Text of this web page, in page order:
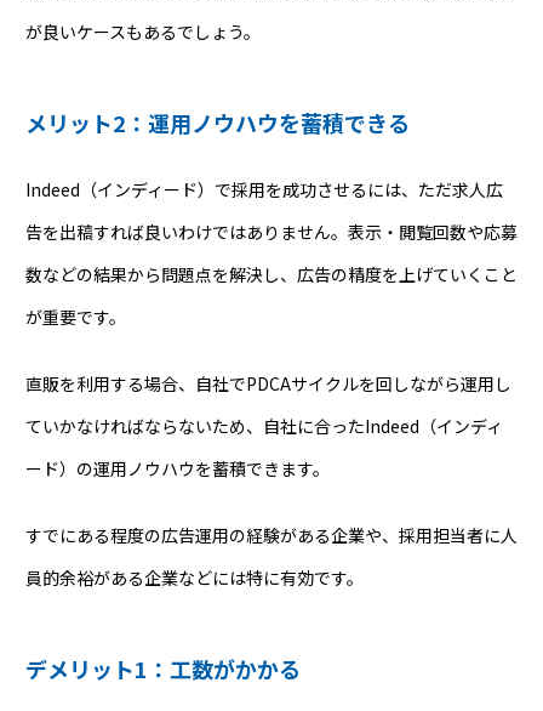
が良いケースもあるでしょう。
メリット2：運用ノウハウを蓄積できる
Indeed（インディード）で採用を成功させるには、ただ求人広
告を出稿すれば良いわけではありません。表示・閲覧回数や応募
数などの結果から問題点を解決し、広告の精度を上げていくこと
が重要です。
直販を利用する場合、自社でPDCAサイクルを回しながら運用し
ていかなければならないため、自社に合ったIndeed（インディ
ード）の運用ノウハウを蓄積できます。
すでにある程度の広告運用の経験がある企業や、採用担当者に人
員的余裕がある企業などには特に有効です。
デメリット1：工数がかかる